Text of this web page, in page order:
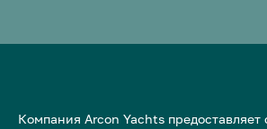
Компания Arcon Yachts предоставляет